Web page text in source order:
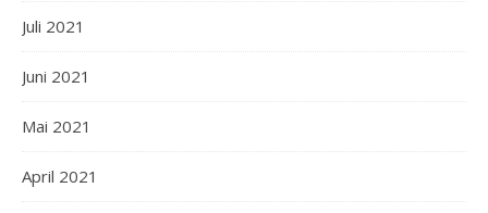
Juli 2021
Juni 2021
Mai 2021
April 2021